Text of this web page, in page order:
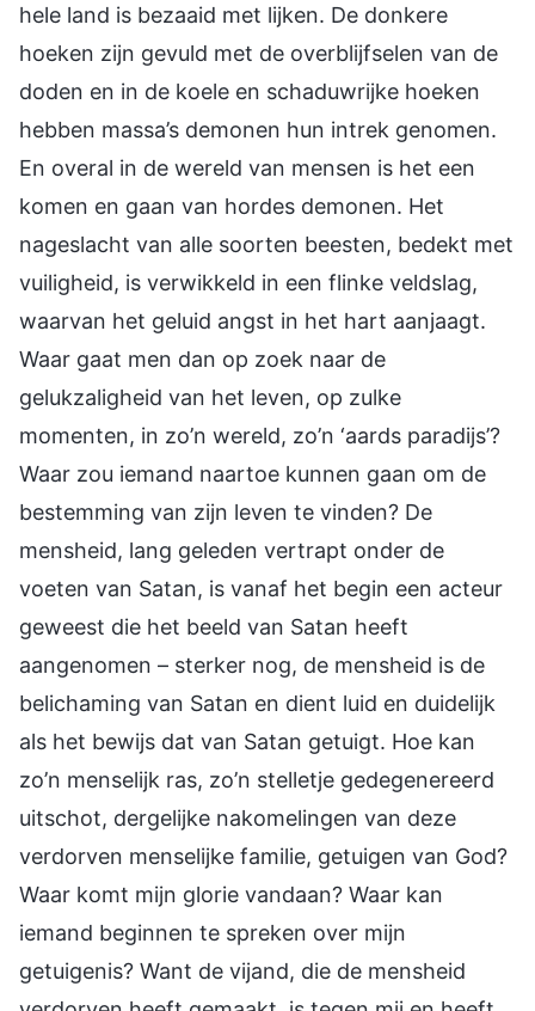
hele land is bezaaid met lijken. De donkere
hoeken zijn gevuld met de overblijfselen van de
doden en in de koele en schaduwrijke hoeken
hebben massa’s demonen hun intrek genomen.
En overal in de wereld van mensen is het een
komen en gaan van hordes demonen. Het
nageslacht van alle soorten beesten, bedekt met
vuiligheid, is verwikkeld in een flinke veldslag,
waarvan het geluid angst in het hart aanjaagt.
Waar gaat men dan op zoek naar de
gelukzaligheid van het leven, op zulke
momenten, in zo’n wereld, zo’n ‘aards paradijs’?
Waar zou iemand naartoe kunnen gaan om de
bestemming van zijn leven te vinden? De
mensheid, lang geleden vertrapt onder de
voeten van Satan, is vanaf het begin een acteur
geweest die het beeld van Satan heeft
aangenomen – sterker nog, de mensheid is de
belichaming van Satan en dient luid en duidelijk
als het bewijs dat van Satan getuigt. Hoe kan
zo’n menselijk ras, zo’n stelletje gedegenereerd
uitschot, dergelijke nakomelingen van deze
verdorven menselijke familie, getuigen van God?
Waar komt mijn glorie vandaan? Waar kan
iemand beginnen te spreken over mijn
getuigenis? Want de vijand, die de mensheid